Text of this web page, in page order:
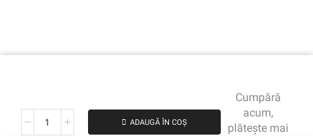
ADAUGĂ ÎN COȘ
Cumpără
acum,
plătește mai